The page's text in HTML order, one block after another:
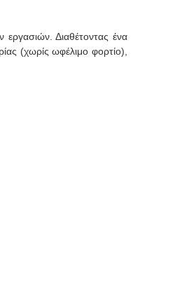
Διαθέτοντας ένα
(χωρίς ωφέλιμο φορτίο),